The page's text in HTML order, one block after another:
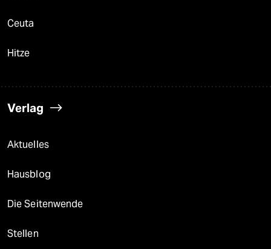
Ceuta
Hitze
Verlag
Aktuelles
Hausblog
Die Seitenwende
Stellen